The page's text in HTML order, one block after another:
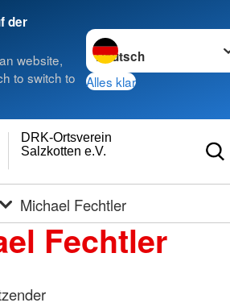
der
website,
to switch to
Sprache wechseln zu
Alles klar
Salzkotten e.V.
DRK-Ortsverein
Michael Fechtler
Fechtler